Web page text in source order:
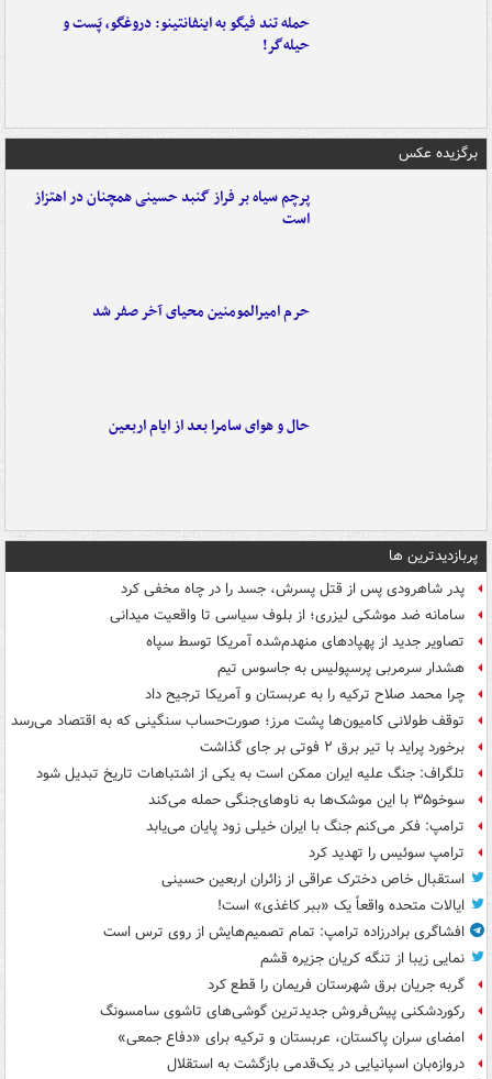
حمله تند فیگو به اینفانتینو: دروغگو، پَست‌ و
حیله‌گر!
برگزیده عکس
پرچم سیاه بر فراز گنبد حسینی همچنان در اهتزاز
است
حرم امیرالمومنین محیای آخر صفر شد
حال و هوای سامرا بعد از ایام اربعین
پربازدیدترین ها
پدر شاهرودی پس از قتل پسرش، جسد را در چاه مخفی کرد
سامانه ضد موشکی لیزری؛ از بلوف سیاسی تا واقعیت میدانی
تصاویر جدید از پهپادهای منهدم‌شده آمریکا توسط سپاه
هشدار سرمربی پرسپولیس به جاسوس تیم
چرا محمد صلاح ترکیه را به عربستان و آمریکا ترجیح داد
توقف طولانی کامیون‌ها پشت مرز؛ صورت‌حساب سنگینی که به اقتصاد می‌رسد
برخورد پراید با تیر برق ۲ فوتی بر جای گذاشت
تلگراف: جنگ علیه ایران ممکن است به یکی از اشتباهات تاریخ تبدیل شود
سوخو۳۵ با این موشک‌ها به ناوهای‌جنگی حمله می‌کند
ترامپ: فکر می‌کنم جنگ با ایران خیلی زود پایان می‌یابد
ترامپ سوئیس را تهدید کرد
استقبال خاص دخترک عراقی از زائران اربعین حسینی
ایالات متحده واقعاً یک «ببر کاغذی» است!
افشاگری برادرزاده ترامپ: تمام تصمیم‌هایش از روی ترس است
نمایی زیبا از تنگه کریان جزیره قشم
گربه جریان برق شهرستان فریمان را قطع کرد
رکوردشکنی پیش‌فروش جدیدترین گوشی‌های تاشوی سامسونگ
امضای سران پاکستان، عربستان و ترکیه برای «دفاع جمعی»
دروازه‌بان اسپانیایی در یک‌قدمی بازگشت به استقلال